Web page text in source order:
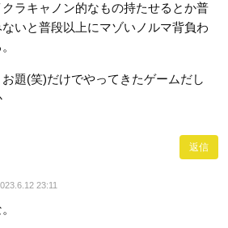
ラキャノン的なもの持たせるとか普
いと普段以上にマゾいノルマ背負わ
題(笑)だけでやってきたゲームだし
返信
23:11